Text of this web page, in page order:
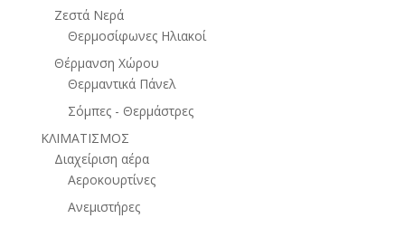
Ζεστά Νερά
Θερμοσίφωνες Ηλιακοί
Θέρμανση Χώρου
Θερμαντικά Πάνελ
Σόμπες - Θερμάστρες
ΚΛΙΜΑΤΙΣΜΟΣ
Διαχείριση αέρα
Αεροκουρτίνες
Ανεμιστήρες